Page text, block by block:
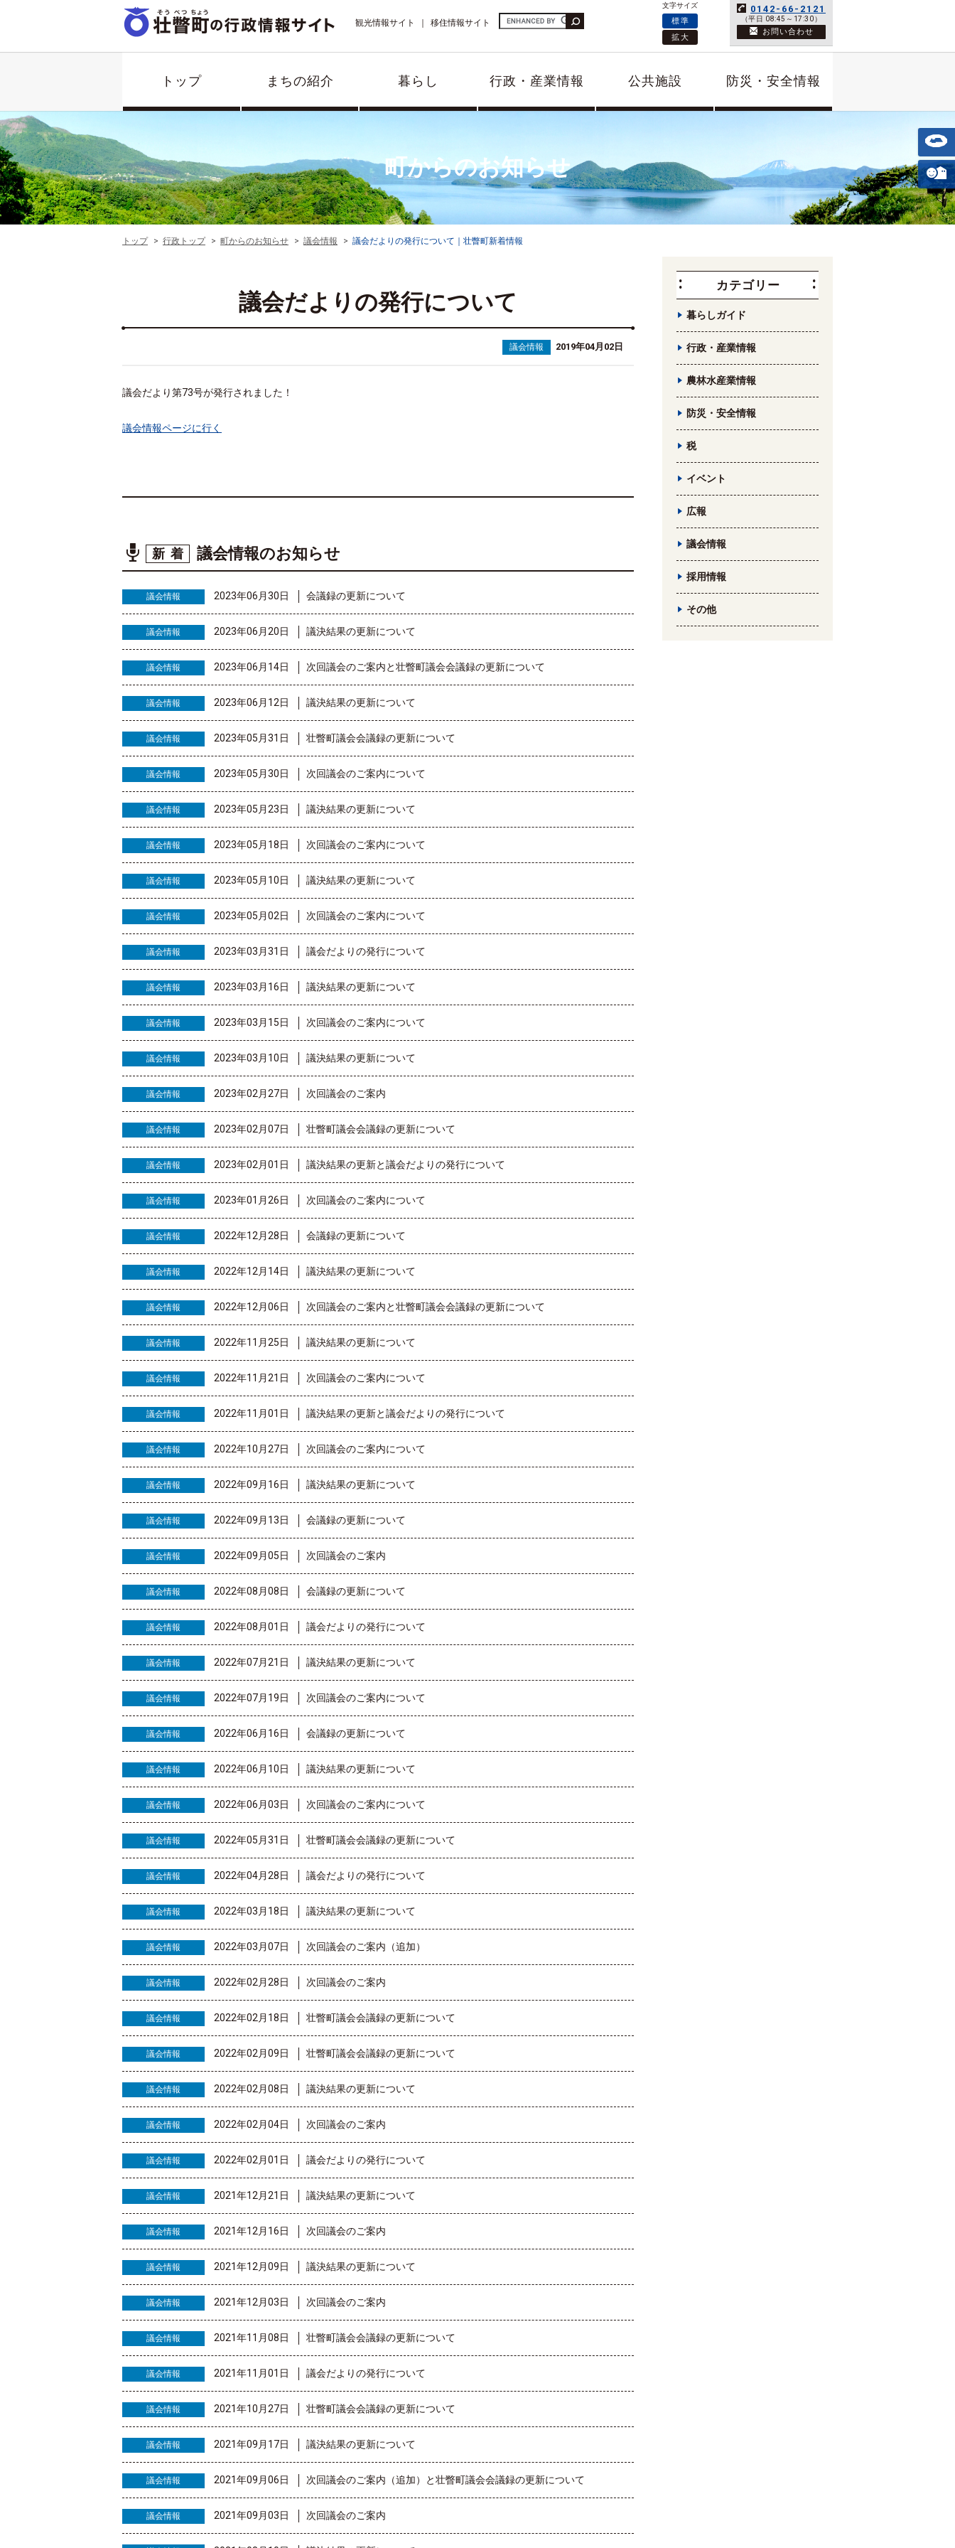
トップ まちの紹介 暮らし 行政・産業情報 公共施設 防災・安全情報
文字サイズ
標準
拡大
観光情報サイト 移住情報サイト
0142-66-2121
（平日 08:45～17:30）
お問い合わせ
町からのお知らせ
トップ 行政トップ 町からのお知らせ 議会情報 議会だよりの発行について｜壮瞥町新着情報
議会だよりの発行について
議会情報 2019年04月02日
議会だより第73号が発行されました！
議会情報ページに行く
新着 議会情報のお知らせ
議会情報 2023年06月30日 会議録の更新について
議会情報 2023年06月20日 議決結果の更新について
議会情報 2023年06月14日 次回議会のご案内と壮瞥町議会会議録の更新について
議会情報 2023年06月12日 議決結果の更新について
議会情報 2023年05月31日 壮瞥町議会会議録の更新について
議会情報 2023年05月30日 次回議会のご案内について
議会情報 2023年05月23日 議決結果の更新について
議会情報 2023年05月18日 次回議会のご案内について
議会情報 2023年05月10日 議決結果の更新について
議会情報 2023年05月02日 次回議会のご案内について
議会情報 2023年03月31日 議会だよりの発行について
議会情報 2023年03月16日 議決結果の更新について
議会情報 2023年03月15日 次回議会のご案内について
議会情報 2023年03月10日 議決結果の更新について
議会情報 2023年02月27日 次回議会のご案内
議会情報 2023年02月07日 壮瞥町議会会議録の更新について
議会情報 2023年02月01日 議決結果の更新と議会だよりの発行について
議会情報 2023年01月26日 次回議会のご案内について
議会情報 2022年12月28日 会議録の更新について
議会情報 2022年12月14日 議決結果の更新について
議会情報 2022年12月06日 次回議会のご案内と壮瞥町議会会議録の更新について
議会情報 2022年11月25日 議決結果の更新について
議会情報 2022年11月21日 次回議会のご案内について
議会情報 2022年11月01日 議決結果の更新と議会だよりの発行について
議会情報 2022年10月27日 次回議会のご案内について
議会情報 2022年09月16日 議決結果の更新について
議会情報 2022年09月13日 会議録の更新について
議会情報 2022年09月05日 次回議会のご案内
議会情報 2022年08月08日 会議録の更新について
議会情報 2022年08月01日 議会だよりの発行について
議会情報 2022年07月21日 議決結果の更新について
議会情報 2022年07月19日 次回議会のご案内について
議会情報 2022年06月16日 会議録の更新について
議会情報 2022年06月10日 議決結果の更新について
議会情報 2022年06月03日 次回議会のご案内について
議会情報 2022年05月31日 壮瞥町議会会議録の更新について
議会情報 2022年04月28日 議会だよりの発行について
議会情報 2022年03月18日 議決結果の更新について
議会情報 2022年03月07日 次回議会のご案内（追加）
議会情報 2022年02月28日 次回議会のご案内
議会情報 2022年02月18日 壮瞥町議会会議録の更新について
議会情報 2022年02月09日 壮瞥町議会会議録の更新について
議会情報 2022年02月08日 議決結果の更新について
議会情報 2022年02月04日 次回議会のご案内
議会情報 2022年02月01日 議会だよりの発行について
議会情報 2021年12月21日 議決結果の更新について
議会情報 2021年12月16日 次回議会のご案内
議会情報 2021年12月09日 議決結果の更新について
議会情報 2021年12月03日 次回議会のご案内
議会情報 2021年11月08日 壮瞥町議会会議録の更新について
議会情報 2021年11月01日 議会だよりの発行について
議会情報 2021年10月27日 壮瞥町議会会議録の更新について
議会情報 2021年09月17日 議決結果の更新について
議会情報 2021年09月06日 次回議会のご案内（追加）と壮瞥町議会会議録の更新について
議会情報 2021年09月03日 次回議会のご案内
カテゴリー
暮らしガイド
行政・産業情報
農林水産業情報
防災・安全情報
税
イベント
広報
議会情報
採用情報
その他